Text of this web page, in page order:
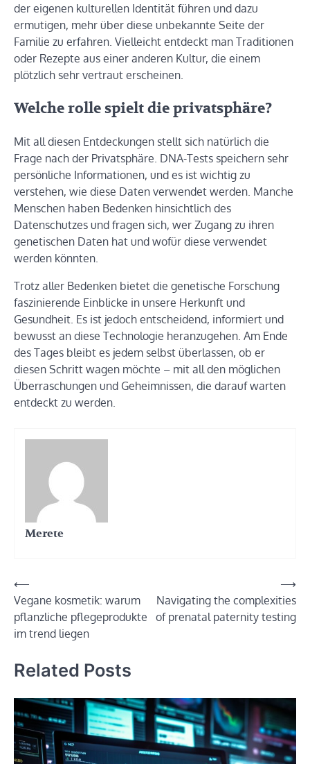
der eigenen kulturellen Identität führen und dazu
ermutigen, mehr über diese unbekannte Seite der
Familie zu erfahren. Vielleicht entdeckt man Traditionen
oder Rezepte aus einer anderen Kultur, die einem
plötzlich sehr vertraut erscheinen.
Welche rolle spielt die privatsphäre?
Mit all diesen Entdeckungen stellt sich natürlich die
Frage nach der Privatsphäre. DNA-Tests speichern sehr
persönliche Informationen, und es ist wichtig zu
verstehen, wie diese Daten verwendet werden. Manche
Menschen haben Bedenken hinsichtlich des
Datenschutzes und fragen sich, wer Zugang zu ihren
genetischen Daten hat und wofür diese verwendet
werden könnten.
Trotz aller Bedenken bietet die genetische Forschung
faszinierende Einblicke in unsere Herkunft und
Gesundheit. Es ist jedoch entscheidend, informiert und
bewusst an diese Technologie heranzugehen. Am Ende
des Tages bleibt es jedem selbst überlassen, ob er
diesen Schritt wagen möchte – mit all den möglichen
Überraschungen und Geheimnissen, die darauf warten
entdeckt zu werden.
Merete
Post
navigation
⟵
Vegane kosmetik: warum
pflanzliche pflegeprodukte
im trend liegen
Navigating the complexities
of prenatal paternity testing
⟶
Related Posts